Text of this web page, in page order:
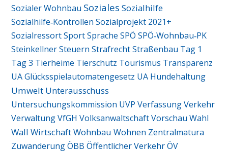
Sozialer Wohnbau Soziales Sozialhilfe
Sozialhilfe‑Kontrollen Sozialprojekt 2021+
Sozialressort Sport Sprache SPÖ SPÖ‑Wohnbau‑PK
Steinkellner Steuern Strafrecht Straßenbau Tag 1
Tag 3 Tierheime Tierschutz Tourismus Transparenz
UA Glücksspielautomatengesetz UA Hundehaltung
Umwelt Unterausschuss
Untersuchungskommission UVP Verfassung Verkehr
Verwaltung VfGH Volksanwaltschaft Vorschau Wahl
Wall WirtschaftWohnbau Wohnen Zentralmatura
Zuwanderung ÖBB Öffentlicher Verkehr ÖV